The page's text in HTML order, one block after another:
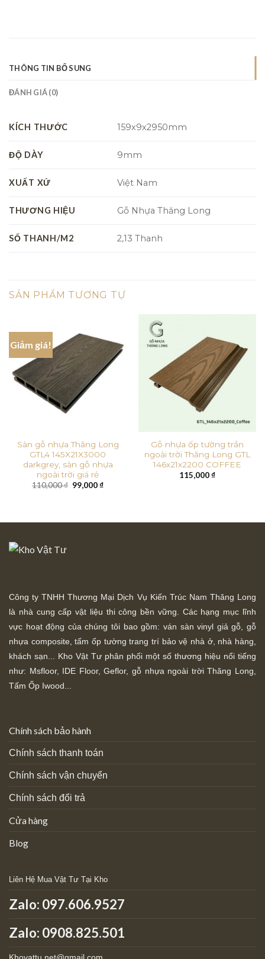
THÔNG TIN BỔ SUNG
ĐÁNH GIÁ (0)
KÍCH THƯỚC 159x9x2950mm
ĐỘ DÀY 9mm
XUẤT XỨ Việt Nam
THƯƠNG HIỆU Gỗ Nhựa Thăng Long
SỐ THANH/M2 2,13 Thanh
SẢN PHẨM TƯƠNG TỰ
Giảm giá!
Sàn gỗ nhựa Thăng Long
GTL4 145X21X3000
darkgrey, sàn gỗ nhựa
ngoài trời giá rẻ
110,000₫ Giá
gốc
99,000₫Giá
Gỗ nhựa ốp tường trần
ngoài trời Thăng Long GTL
146x21x2200 COFFEE
115,000₫
Công ty TNHH Thương Mại Dịch Vụ Kiến Trúc Nam Thăng Long
là nhà cung cấp vật liệu thi công bền vững. Các hạng mục lĩnh
vực hoạt động của chúng tôi bao gồm: ván sàn vinyl giả gỗ, gỗ
nhựa composite, tấm ốp tường trang trí bảo vệ nhà ở, nhà hàng,
khách sạn... Kho Vật Tư phân phối một số thương hiệu nổi tiếng
như: Msfloor, IDE Floor,Geflor, gỗ nhựa ngoài trời Thăng Long,
Tấm Ốp Iwood...
Chính sách bảo hành
Chính sách thanh toán
Chính sách vận chuyển
Chính sách đổi trả
Cửa hàng
Blog
Liên Hệ Mua Vật Tư Tại Kho
Zalo: 097.606.9527
Zalo: 0908.825.501
Khovattu.net@gmail.com